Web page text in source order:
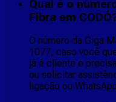
Qual é o
Fibra em
O número da Giga
1077, caso você
já é cliente e
ou solicitar
ligação ou